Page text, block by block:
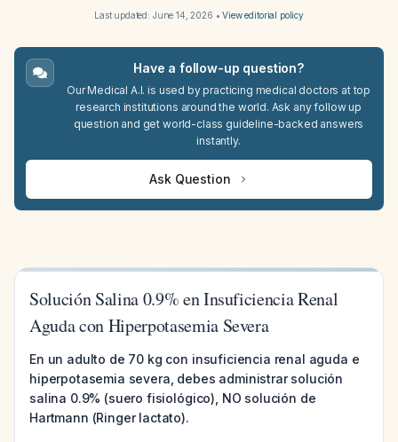
Last updated: June 14, 2026 •View editorial policy
Have a follow-up question?
Our Medical A.I. is used by practicing medical doctors at top
research institutions around the world. Ask any follow up
question and get world-class guideline-backed answers
instantly.
Ask Question
Solución Salina 0.9% en Insuficiencia Renal
Aguda con Hiperpotasemia Severa
En un adulto de 70 kg con insuficiencia renal aguda e
hiperpotasemia severa, debes administrar solución
salina 0.9% (suero fisiológico), NO solución de
Hartmann (Ringer lactato).